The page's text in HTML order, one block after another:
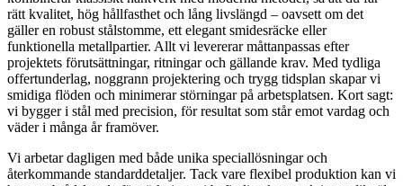
rätt kvalitet, hög hållfasthet och lång livslängd – oavsett om det
gäller en robust stålstomme, ett elegant smidesräcke eller
funktionella metallpartier. Allt vi levererar måttanpassas efter
projektets förutsättningar, ritningar och gällande krav. Med tydliga
offertunderlag, noggrann projektering och trygg tidsplan skapar vi
smidiga flöden och minimerar störningar på arbetsplatsen. Kort sagt:
vi bygger i stål med precision, för resultat som står emot vardag och
väder i många år framöver.
Vi arbetar dagligen med både unika speciallösningar och
återkommande standarddetaljer. Tack vare flexibel produktion kan vi